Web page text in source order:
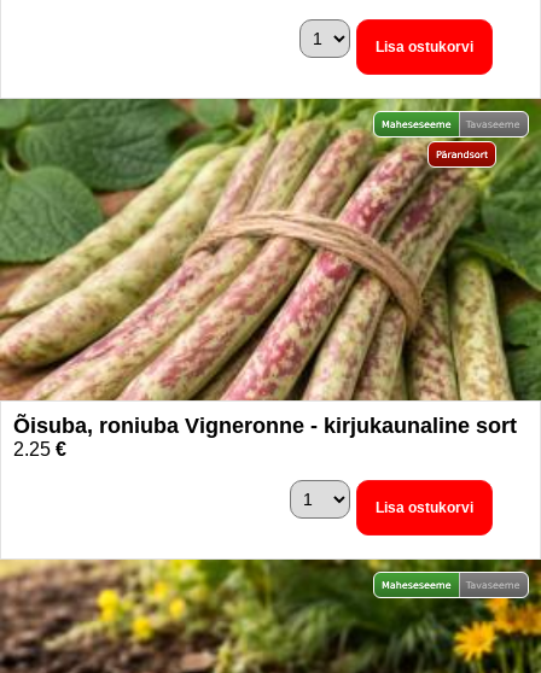
Lisa ostukorvi
Õisuba, roniuba Vigneronne - kirjukaunaline sort
2.25 €
Lisa ostukorvi